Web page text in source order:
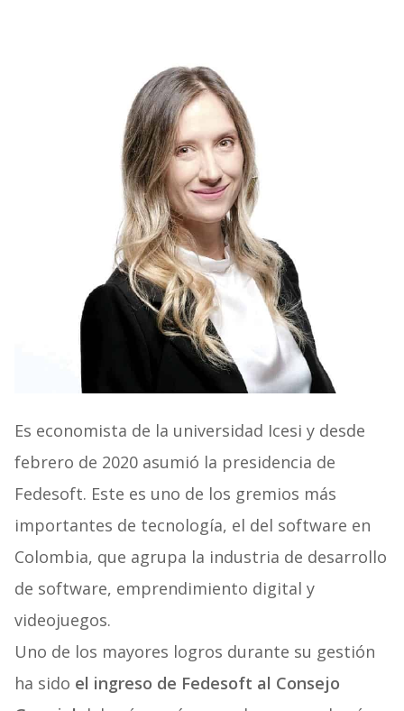
Es economista de la universidad Icesi y desde
febrero de 2020 asumió la presidencia de
Fedesoft. Este es uno de los gremios más
importantes de tecnología, el del software en
Colombia, que agrupa la industria de desarrollo
de software, emprendimiento digital y
videojuegos.
Uno de los mayores logros durante su gestión
ha sido el ingreso de Fedesoft al Consejo